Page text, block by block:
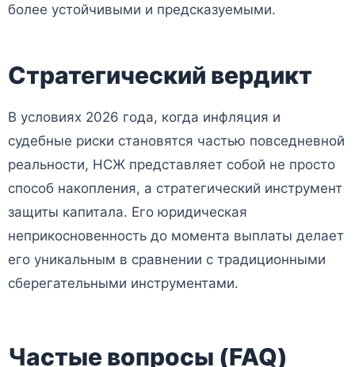
более устойчивыми и предсказуемыми.
Стратегический вердикт
В условиях 2026 года, когда инфляция и
судебные риски становятся частью повседневной
реальности, НСЖ представляет собой не просто
способ накопления, а стратегический инструмент
защиты капитала. Его юридическая
неприкосновенность до момента выплаты делает
его уникальным в сравнении с традиционными
сберегательными инструментами.
Частые вопросы (FAQ)